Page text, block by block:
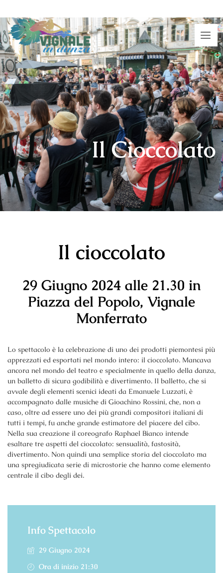
Il Cioccolato
Il cioccolato
29 Giugno 2024 alle 21.30 in
Piazza del Popolo, Vignale
Monferrato
Lo spettacolo è la celebrazione di uno dei prodotti piemontesi più
apprezzati ed esportati nel mondo intero: il cioccolato. Mancava
ancora nel mondo del teatro e specialmente in quello della danza,
un balletto di sicura godibilità e divertimento. Il balletto, che si
avvale degli elementi scenici ideati da Emanuele Luzzati, è
accompagnato dalle musiche di Gioachino Rossini, che, non a
caso, oltre ad essere uno dei più grandi compositori italiani di
tutti i tempi, fu anche grande estimatore del piacere del cibo.
Nella sua creazione il coreografo Raphael Bianco intende
esaltare tre aspetti del cioccolato: sensualità, fastosità,
divertimento. Non quindi una semplice storia del cioccolato ma
una spregiudicata serie di microstorie che hanno come elemento
centrale il cibo degli dei.
Info Spettacolo
29 Giugno 2024
Ora di inizio 21:30